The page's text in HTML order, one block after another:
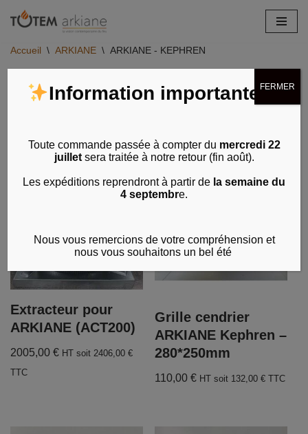
au
Accueil \ ARKIANE \ ARKIANE - KEPHREN
Extracteur pour
ARKIANE (ACT200)
2005,00 € HT soit 2406,00 €
TTC
Grille cendrier
ARKIANE Kephren –
280*250mm
110,00 € HT soit 132,00 €TTC
Information importante
Toute commande passée à compter du mercredi 22
juilletsera traitée à notre retour (fin août).
Les expéditions reprendront à partir de la semaine du
4 septembre.
Nous vous remercions de votre compréhension et
nous vous souhaitons un bel été
FERMER